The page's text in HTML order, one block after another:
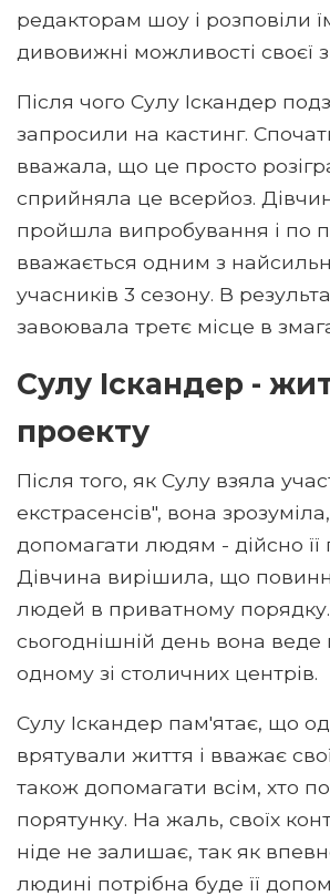
редакторам шоу і розповіли
дивовижні можливості своєї
Після чого Сулу Іскандер
запросили на кастинг.
вважала, що це просто
сприйняла це всерйоз.
пройшла випробування і по
вважається одним з
учасників 3 сезону. В
завоювала третє місце в
Сулу Іскандер -
проекту
Після того, як Сулу взяла
екстрасенсів", вона
допомагати людям - дійсно її
Дівчина вирішила, що
людей в приватному
сьогоднішній день вона
одному зі столичних центрів.
Сулу Іскандер пам'ятає, що
врятували життя і вважає
також допомагати всім, хто
порятунку. На жаль, своїх
ніде не залишає, так як
людині потрібна буде її